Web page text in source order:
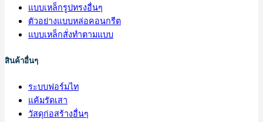
แบบเหล็กรูปทรงอื่นๆ
ตัวอย่างแบบหล่อคอนกรีต
แบบเหล็กสั่งทำตามแบบ
สินค้าอื่นๆ
ระบบฟอร์มไท
แค้มรัดเสา
วัสดุก่อสร้างอื่นๆ